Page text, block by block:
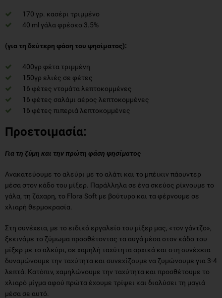
170 γρ. κασέρι τριμμένο
40 ml γάλα φρέσκο 3.5%
(για τη δεύτερη φάση του ψησίματος):
400γρ φέτα τριμμένη
150γρ ελιές σε φέτες
16 φέτες ντομάτα λεπτοκομμένες
16 φέτες σαλάμι αέρος λεπτοκομμένες
16 φέτες πιπεριά λεπτοκομμένες
Προετοιμασία:
Για τη ζύμη και την πρώτη φάση ψησίματος
Ανακατεύουμε το αλεύρι με το αλάτι και το μπέικιν πάουντερ
μέσα στον κάδο του μίξερ. Παράλληλα σε ένα σκεύος ρίχνουμε το
γάλα, τη ζάχαρη, το Flora Soft με βούτυρο και τα φέρνουμε σε
χλιαρή θερμοκρασία.
Στη συνέχεια, με το ειδικό εργαλείο του μίξερ μας, «τον γάντζο»,
ξεκινάμε το ζύμωμα προσθέτοντας τα αυγά μέσα στον κάδο του
μίξερ με το αλεύρι, σε χαμηλή ταχύτητα αρχικά και στη συνέχεια
δυναμώνουμε την ταχύτητα και συνεχίζουμε να ζυμώνουμε για 3-4
λεπτά. Κατόπιν, χαμηλώνουμε την ταχύτητα και προσθέτουμε το
χλιαρό μίγμα αφού πρώτα έχουμε τρίψει και διαλύσει τη μαγιά
μέσα σε αυτό.